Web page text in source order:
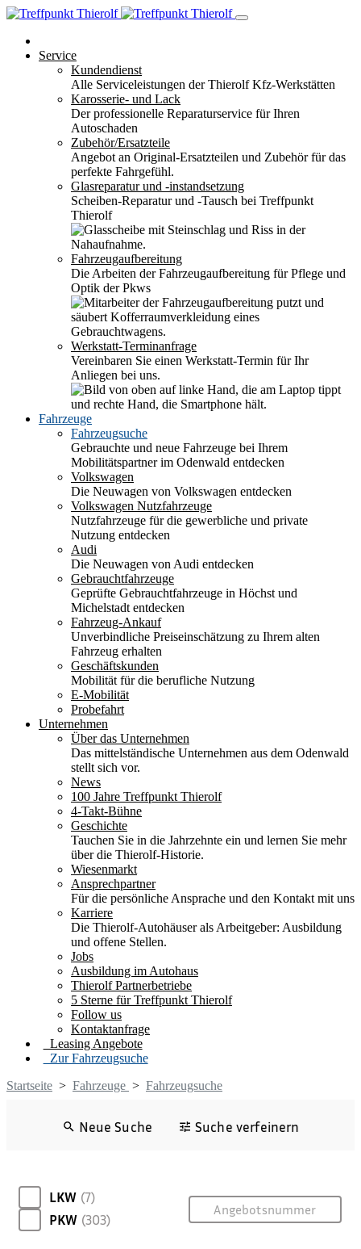
Service
Kundendienst
Alle Serviceleistungen der Thierolf Kfz-Werkstätten
Karosserie- und Lack
Der professionelle Reparaturservice für Ihren
Autoschaden
Zubehör/Ersatzteile
Angebot an Original-Ersatzteilen und Zubehör für das
perfekte Fahrgefühl.
Glasreparatur und -instandsetzung
Scheiben-Reparatur und -Tausch bei Treffpunkt
Thierolf
Fahrzeugaufbereitung
Die Arbeiten der Fahrzeugaufbereitung für Pflege und
Optik der Pkws
Werkstatt-Terminanfrage
Vereinbaren Sie einen Werkstatt-Termin für Ihr
Anliegen bei uns.
Fahrzeuge
Fahrzeugsuche
Gebrauchte und neue Fahrzeuge bei Ihrem
Mobilitätspartner im Odenwald entdecken
Volkswagen
Die Neuwagen von Volkswagen entdecken
Volkswagen Nutzfahrzeuge
Nutzfahrzeuge für die gewerbliche und private
Nutzung entdecken
Audi
Die Neuwagen von Audi entdecken
Gebrauchtfahrzeuge
Geprüfte Gebrauchtfahrzeuge in Höchst und
Michelstadt entdecken
Fahrzeug-Ankauf
Unverbindliche Preiseinschätzung zu Ihrem alten
Fahrzeug erhalten
Geschäftskunden
Mobilität für die berufliche Nutzung
E-Mobilität
Probefahrt
Unternehmen
Über das Unternehmen
Das mittelständische Unternehmen aus dem Odenwald
stellt sich vor.
News
100 Jahre Treffpunkt Thierolf
4-Takt-Bühne
Geschichte
Tauchen Sie in die Jahrzehnte ein und lernen Sie mehr
über die Thierolf-Historie.
Wiesenmarkt
Ansprechpartner
Für die persönliche Ansprache und den Kontakt mit uns
Karriere
Die Thierolf-Autohäuser als Arbeitgeber: Ausbildung
und offene Stellen.
Jobs
Ausbildung im Autohaus
Thierolf Partnerbetriebe
5 Sterne für Treffpunkt Thierolf
Follow us
Kontaktanfrage
Leasing Angebote
Zur Fahrzeugsuche
Startseite > Fahrzeuge > Fahrzeugsuche
Neue Suche Suche verfeinern
LKW (7)
PKW (303)